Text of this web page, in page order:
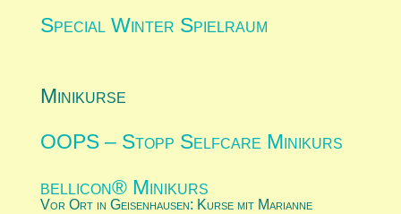
Special Winter Spielraum
Minikurse
OOPS – Stopp Selfcare Minikurs
bellicon® Minikurs
Vor Ort in Geisenhausen: Kurse mit Marianne